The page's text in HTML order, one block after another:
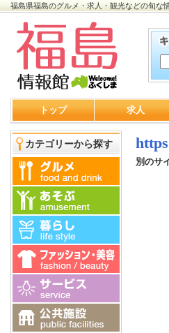
福島県福島のグルメ・求人・観光などの旬な
トップ 求人
カテゴリーから探す
別のサ